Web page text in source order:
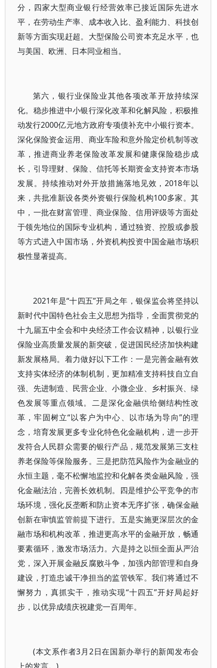
分，四家大型商业银行经营效率已接近国际先进水
平，在劳动生产率、成本收入比、盈利能力、科技创
新等方面实现赶超。大型保险公司资本充足水平，也
与美国、欧洲、日本同业相当。
第六，银行业保险业其他各项改革开放持续深
化。稳步推进中小银行深化改革和化解风险，积极推
动发行2000亿元地方政府专项债补充中小银行资本。
深化保险资金运用、商业车险和意外险定价机制等改
革，推进商业养老保险改革发展和健康保险稳步成
长，引导理财、保险、信托等长期资金支持资本市场
发展。持续推动对外开放措施落地见效，2018年以
来，共批准新设各类外资银行保险机构100多家。其
中，一批在财富管理、商业保险、信用评级等方面处
于领先地位的国际专业机构，通过独资、控股或参股
等方式进入中国市场，外资机构投资中国金融市场积
极性显著提高。
2021年是“十四五”开局之年，银保监会将坚持以
新时代中国特色社会主义思想为指导，全面贯彻党的
十九届五中全会和中央经济工作会议精神，以银行业
保险业高质量发展的新突破，促进国民经济加快构建
新发展格局。着力做好以下工作：一是完善金融有效
支持实体经济的体制机制，更加精准支持科技自立自
强、先进制造、民营企业、小微企业、乡村振兴、绿
色发展等重点领域。二是深化金融供给侧结构性改
革，牢固树立“以客户为中心、以市场为导向”的理
念，培育发展更多专业化特色化金融机构，进一步开
发符合人民群众需要的银行产品，规范发展第三支柱
养老保险等保险服务。三是把防范风险作为金融业的
永恒主题，毫不松懈地监控和化解各类金融风险，强
化金融法治，完善长效机制。四是维护公平竞争的市
场环境，强化反垄断和防止资本无序扩张，确保金融
创新在审慎监管前提下进行。五是实施更深层次的金
融市场和机构改革，推进更高水平的金融开放，畅通
要素循环，激发市场活力。六是持之以恒全面从严治
党，深入开展金融反腐败斗争，加强内部管理和自身
建设，打造忠诚干净担当的监管铁军。我们将通过不
懈努力，真抓实干，推动实现“十四五”开好局起好
步，以优异成绩庆祝建党一百周年。
(本文系作者3月2日在国新办举行的新闻发布会